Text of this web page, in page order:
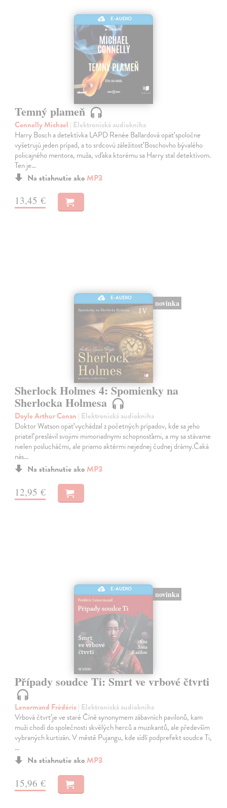
E-AUDIO
Temný plameň
Connelly Michael | Elektronická audiokniha
Harry Bosch a detektívka LAPD Renée Ballardová opäť spoločne
vyšetrujú jeden prípad, a to srdcovú záležitosť Boschovho bývalého
policajného mentora, muža, vďaka ktorému sa Harry stal detektívom.
Ten je…
Na stiahnutie ako MP3
13,45 €
E-AUDIO
novinka
Sherlock Holmes 4: Spomienky na
Sherlocka Holmesa
Doyle Arthur Conan | Elektronická audiokniha
Doktor Watson opäť vychádzal z početných prípadov, kde sa jeho
priateľ preslávil svojimi mimoriadnymi schopnosťami, a my sa stávame
nielen poslucháčmi, ale priamo aktérmi nejednej čudnej drámy.Čaká
nás…
Na stiahnutie ako MP3
12,95 €
E-AUDIO
novinka
Případy soudce Ti: Smrt ve vrbové čtvrti
Lenormand Frédéric| Elektronická audiokniha
Vrbová čtvrť je ve staré Číně synonymem zábavních pavilonů, kam
muži chodí do společnosti skvělých herců a muzikantů, ale především
vybraných kurtizán. V městě Pujangu, kde sídlí podprefekt soudce Ti,
…
Na stiahnutie ako MP3
15,96 €